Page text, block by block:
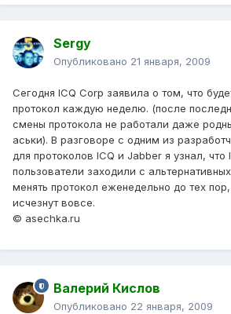
Sergy
Опубликовано 21 января, 2009
Сегодня ICQ Corp заявила о том, что
протокол каждую неделю. (после
смены протокола не работали даже
аськи). В разговоре с одним из
для протоколов ICQ и Jabber я узнал,
пользователи заходили с
менять протокол еженедельно до тех
исчезнут вовсе.
© asechka.ru
Валерий Кислов
Опубликовано 22 января, 2009